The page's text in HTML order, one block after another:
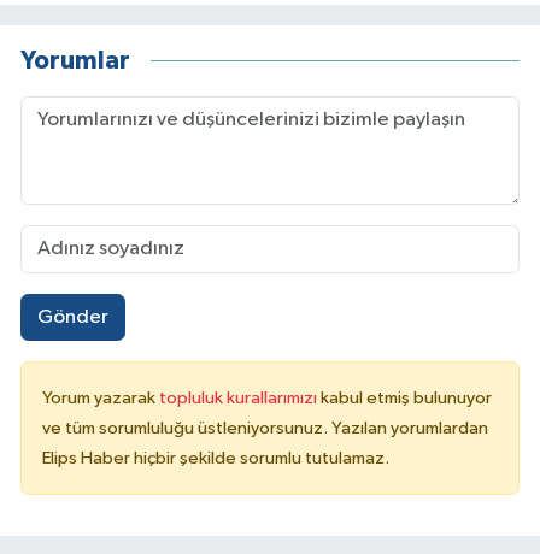
Yorumlar
Gönder
Yorum yazarak topluluk kurallarımızı kabul etmiş bulunuyor
ve tüm sorumluluğu üstleniyorsunuz. Yazılan yorumlardan
Elips Haber hiçbir şekilde sorumlu tutulamaz.